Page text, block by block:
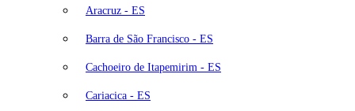
Aracruz - ES
Barra de São Francisco - ES
Cachoeiro de Itapemirim - ES
Cariacica - ES